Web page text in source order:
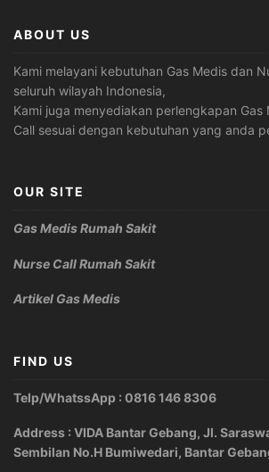
ABOUT US
Kami melayani kebutuhan Gas Medis dan
seluruh wilayah Indonesia,
Kami juga menyediakan perlengkapan Gas
Call sesuai dengan kebutuhan yang anda
OUR SITE
Gas Medis Rumah Sakit
Nurse Call Rumah Sakit
Artikel Gas Medis
FIND US
Telp/WhatssApp : 0816 146 8306
Address : VIDA Bantar Gebang, Jl.
Sembilan No.H Bumiwedari, Bantar